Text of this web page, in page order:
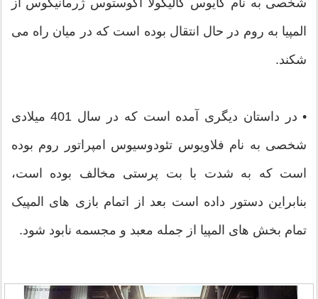
شخصی به نام گایوس کالیگولا اگوستوس ژرمانیکوس از
المپیا به روم در حال انتقال بوده است که در میان راه می
شکند.
• در داستان دیگری آمده است که در سال 401 میلادی
شخصی به نام فلاویوس تئودوسیوس امپراتور روم بوده
است که به شدت با بت پرستی مخالف بوده است،
بنابراین دستور داده است بعد از اتمام بازی های المپیک
تمام بخش های المپیا از جمله معبد و مجسمه نابود شود.